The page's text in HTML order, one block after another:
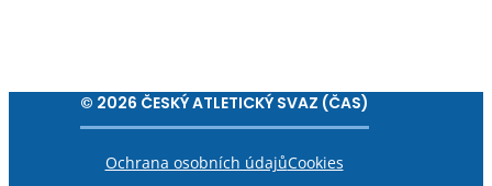
© 2026 ČESKÝ ATLETICKÝ SVAZ (ČAS)
Ochrana osobních údajůCookies